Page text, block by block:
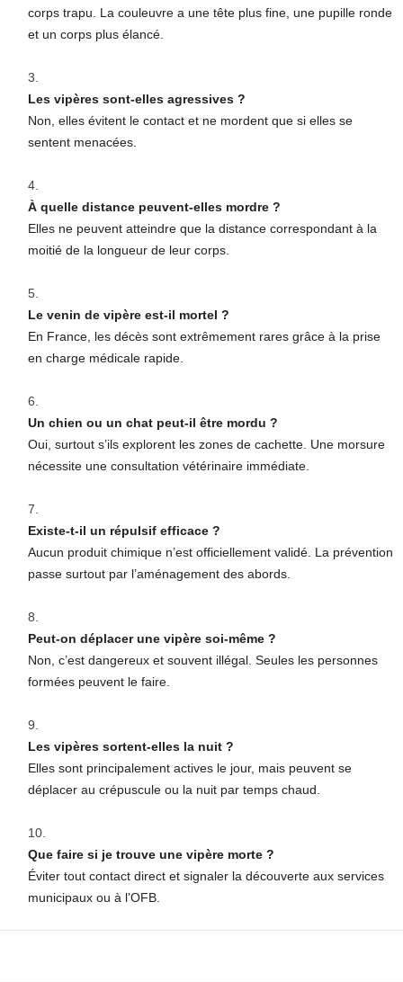
corps trapu. La couleuvre a une tête plus fine, une pupille ronde
et un corps plus élancé.
Les vipères sont-elles agressives ?
Non, elles évitent le contact et ne mordent que si elles se
sentent menacées.
À quelle distance peuvent-elles mordre ?
Elles ne peuvent atteindre que la distance correspondant à la
moitié de la longueur de leur corps.
Le venin de vipère est-il mortel ?
En France, les décès sont extrêmement rares grâce à la prise
en charge médicale rapide.
Un chien ou un chat peut-il être mordu ?
Oui, surtout s’ils explorent les zones de cachette. Une morsure
nécessite une consultation vétérinaire immédiate.
Existe-t-il un répulsif efficace ?
Aucun produit chimique n’est officiellement validé. La prévention
passe surtout par l’aménagement des abords.
Peut-on déplacer une vipère soi-même ?
Non, c’est dangereux et souvent illégal. Seules les personnes
formées peuvent le faire.
Les vipères sortent-elles la nuit ?
Elles sont principalement actives le jour, mais peuvent se
déplacer au crépuscule ou la nuit par temps chaud.
Que faire si je trouve une vipère morte ?
Éviter tout contact direct et signaler la découverte aux services
municipaux ou à l’OFB.